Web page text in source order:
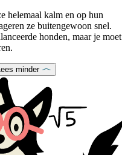
helemaal kalm en op hun
ze buitengewoon snel.
honden, maar je moet
Lees minder